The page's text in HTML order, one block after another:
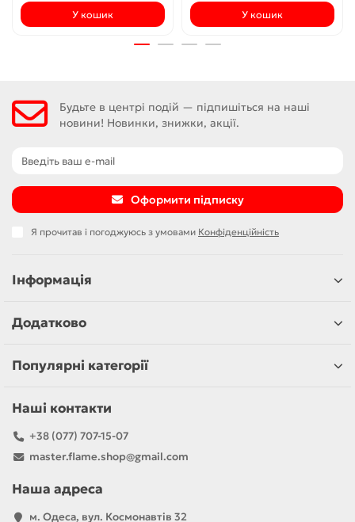
У кошик У кошик
Будьте в центрі подій — підпишіться на наші
новини! Новинки, знижки, акції.
Оформити підписку
Я прочитав і погоджуюсь з умовами Конфіденційність
Інформація
Додатково
Популярні категорії
Наші контакти
+38 (077) 707-15-07
master.flame.shop@gmail.com
Наша адреса
м. Одеса, вул. Космонавтів 32